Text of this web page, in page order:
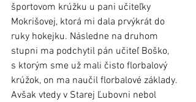
športovom krúžku u pani učiteľky
Mokrišovej, ktorá mi dala prvýkrát do
ruky hokejku. Následne na druhom
stupni ma podchytil pán učiteľ Boško,
s ktorým sme už mali čisto florbalový
krúžok, on ma naučil florbalové základy.
Avšak vtedy v Starej Ľubovni nebol